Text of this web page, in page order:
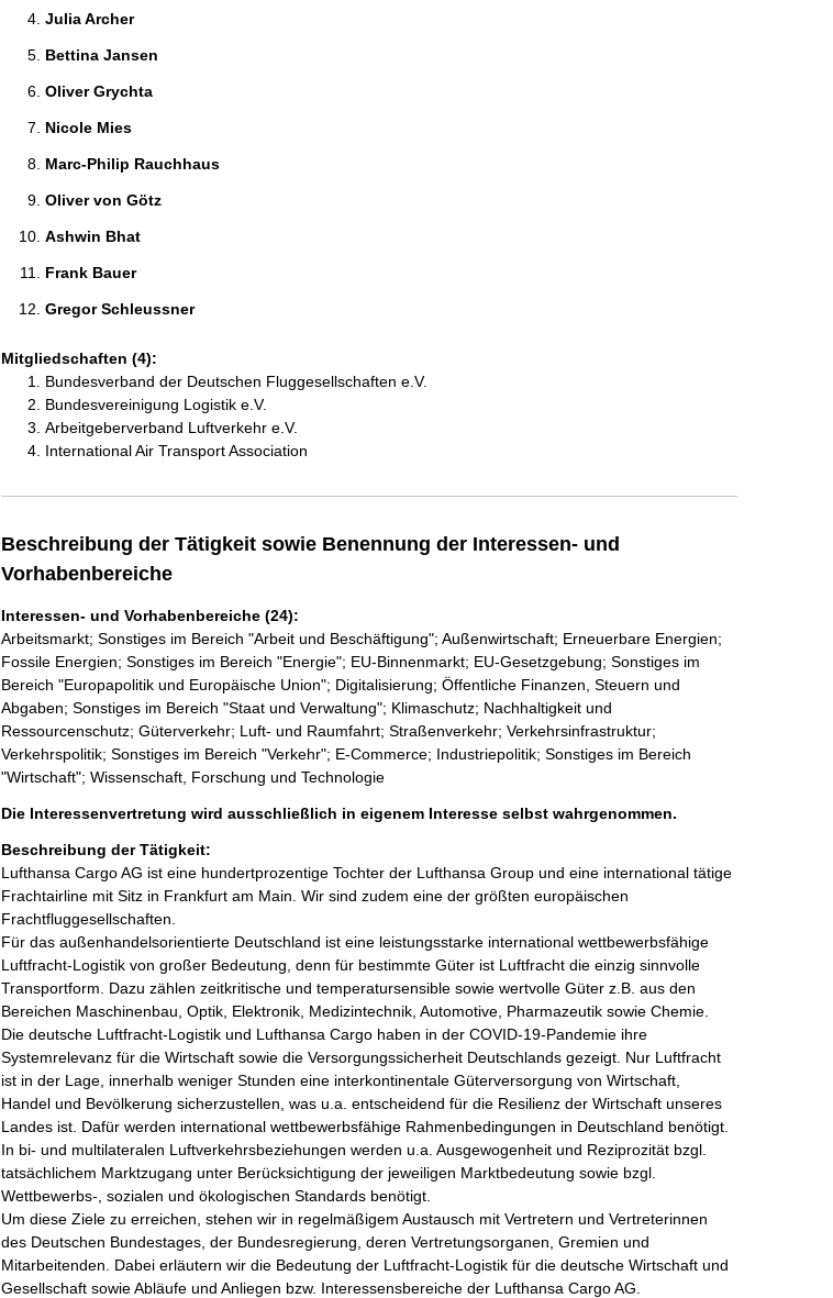
Julia Archer
Bettina Jansen
Oliver Grychta
Nicole Mies
Marc-Philip Rauchhaus
Oliver von Götz
Ashwin Bhat
Frank Bauer
Gregor Schleussner
Mitgliedschaften (4):
Bundesverband der Deutschen Fluggesellschaften e.V.
Bundesvereinigung Logistik e.V.
Arbeitgeberverband Luftverkehr e.V.
International Air Transport Association
Beschreibung der Tätigkeit sowie Benennung der Interessen- und
Vorhabenbereiche
Interessen- und Vorhabenbereiche (24):
Arbeitsmarkt; Sonstiges im Bereich "Arbeit und Beschäftigung"; Außenwirtschaft; Erneuerbare Energien;
Fossile Energien; Sonstiges im Bereich "Energie"; EU-Binnenmarkt; EU-Gesetzgebung; Sonstiges im
Bereich "Europapolitik und Europäische Union"; Digitalisierung; Öffentliche Finanzen, Steuern und
Abgaben; Sonstiges im Bereich "Staat und Verwaltung"; Klimaschutz; Nachhaltigkeit und
Ressourcenschutz; Güterverkehr; Luft- und Raumfahrt; Straßenverkehr; Verkehrsinfrastruktur;
Verkehrspolitik; Sonstiges im Bereich "Verkehr"; E-Commerce; Industriepolitik; Sonstiges im Bereich
"Wirtschaft"; Wissenschaft, Forschung und Technologie
Die Interessenvertretung wird ausschließlich in eigenem Interesse selbst wahrgenommen.
Beschreibung der Tätigkeit:
Lufthansa Cargo AG ist eine hundertprozentige Tochter der Lufthansa Group und eine international tätige
Frachtairline mit Sitz in Frankfurt am Main. Wir sind zudem eine der größten europäischen
Frachtfluggesellschaften.
Für das außenhandelsorientierte Deutschland ist eine leistungsstarke international wettbewerbsfähige
Luftfracht-Logistik von großer Bedeutung, denn für bestimmte Güter ist Luftfracht die einzig sinnvolle
Transportform. Dazu zählen zeitkritische und temperatursensible sowie wertvolle Güter z.B. aus den
Bereichen Maschinenbau, Optik, Elektronik, Medizintechnik, Automotive, Pharmazeutik sowie Chemie.
Die deutsche Luftfracht-Logistik und Lufthansa Cargo haben in der COVID-19-Pandemie ihre
Systemrelevanz für die Wirtschaft sowie die Versorgungssicherheit Deutschlands gezeigt. Nur Luftfracht
ist in der Lage, innerhalb weniger Stunden eine interkontinentale Güterversorgung von Wirtschaft,
Handel und Bevölkerung sicherzustellen, was u.a. entscheidend für die Resilienz der Wirtschaft unseres
Landes ist. Dafür werden international wettbewerbsfähige Rahmenbedingungen in Deutschland benötigt.
In bi- und multilateralen Luftverkehrsbeziehungen werden u.a. Ausgewogenheit und Reziprozität bzgl.
tatsächlichem Marktzugang unter Berücksichtigung der jeweiligen Marktbedeutung sowie bzgl.
Wettbewerbs-, sozialen und ökologischen Standards benötigt.
Um diese Ziele zu erreichen, stehen wir in regelmäßigem Austausch mit Vertretern und Vertreterinnen
des Deutschen Bundestages, der Bundesregierung, deren Vertretungsorganen, Gremien und
Mitarbeitenden. Dabei erläutern wir die Bedeutung der Luftfracht-Logistik für die deutsche Wirtschaft und
Gesellschaft sowie Abläufe und Anliegen bzw. Interessensbereiche der Lufthansa Cargo AG.